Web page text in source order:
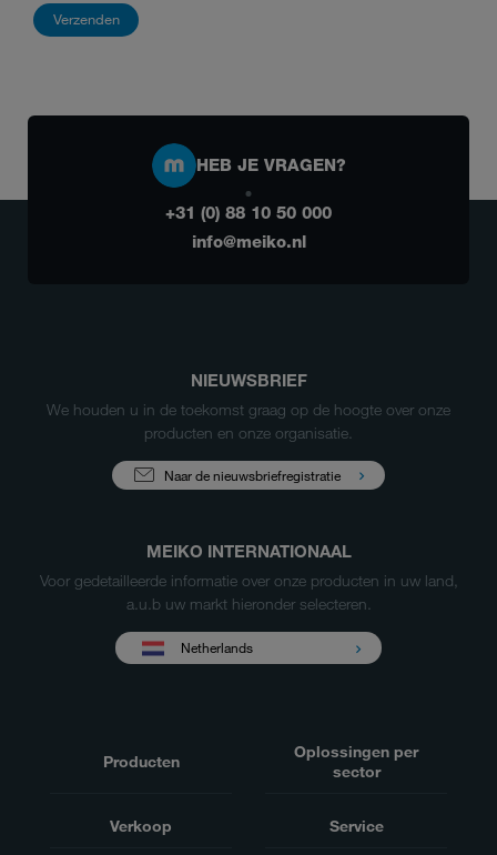
HEB JE VRAGEN?
+31 (0) 88 10 50 000
info@meiko.nl
NIEUWSBRIEF
We houden u in de toekomst graag op de hoogte over onze
producten en onze organisatie.
Naar de nieuwsbriefregistratie
MEIKO INTERNATIONAAL
Voor gedetailleerde informatie over onze producten in uw land,
a.u.b uw markt hieronder selecteren.
Netherlands
Producten
Oplossingen per
sector
Verkoop Service